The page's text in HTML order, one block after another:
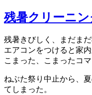
残暑クリーニ
残暑きびしく、まだまだ
エアコンをつけると家内
こまった、こまったコマ
ねぶた祭り中止から、
てしまった。